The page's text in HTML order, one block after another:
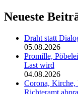
Neueste
Draht statt
05.08.2026
Promille,
Last wird
04.08.2026
Corona, Kirche,